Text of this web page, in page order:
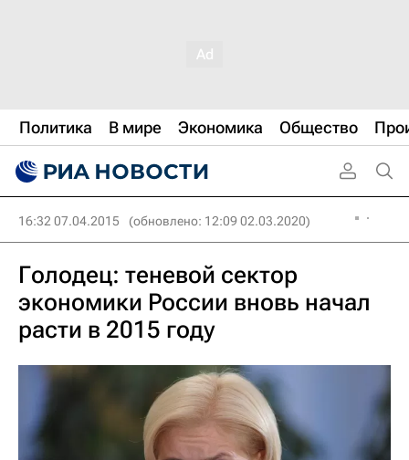
Политика В мире Экономика Общество
16:32 07.04.2015 (обновлено: 12:09 02.03.2020)
Голодец: теневой сектор
экономики России вновь начал
расти в 2015 году